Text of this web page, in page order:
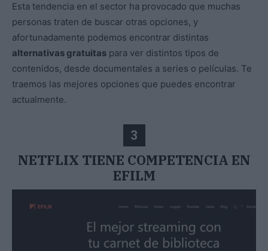
Esta tendencia en el sector ha provocado que muchas
personas traten de buscar otras opciones, y
afortunadamente podemos encontrar distintas
alternativas gratuitas para ver distintos tipos de
contenidos, desde documentales a series o películas. Te
traemos las mejores opciones que puedes encontrar
actualmente.
3
NETFLIX TIENE COMPETENCIA EN
EFILM